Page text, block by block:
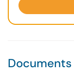
Documents